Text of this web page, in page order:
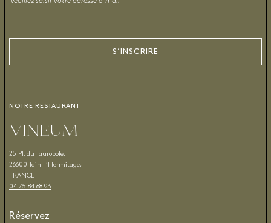
S’INSCRIRE
NOTRE RESTAURANT
VINEUM
25 Pl. du Taurobole,
26600 Tain-l’Hermitage,
FRANCE
04 75 84 68 93
Réservez